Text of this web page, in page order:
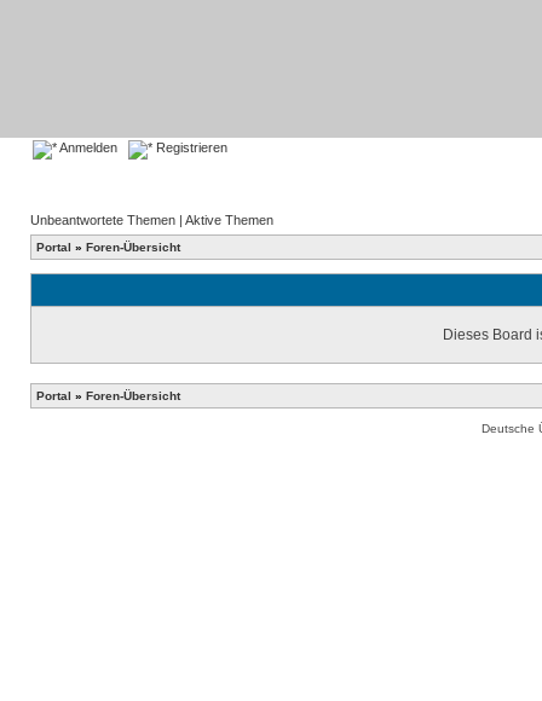
Anmelden Registrieren
Unbeantwortete Themen | Aktive Themen
Portal » Foren-Übersicht
Dieses Board
Portal » Foren-Übersicht
Deutsche